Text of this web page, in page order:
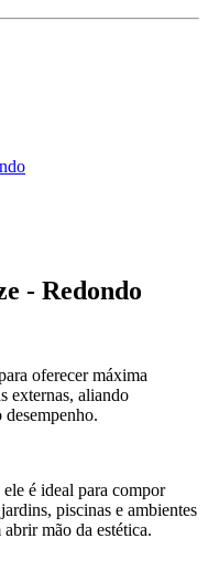
- Redondo
oferecer máxima
externas, aliando
é ideal para compor
piscinas e ambientes
mão da estética.